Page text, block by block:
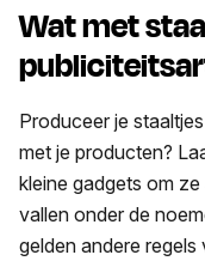
Wat met
Produceer je
met je producten?
kleine gadgets om
vallen onder de
gelden andere regels